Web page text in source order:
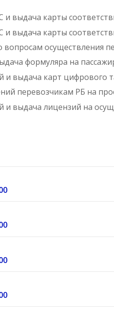
выдача карты
выдача карты
вопросам осуществления
формуляра на
и выдача карт цифрового
перевозчикам РБ на
и выдача лицензий на